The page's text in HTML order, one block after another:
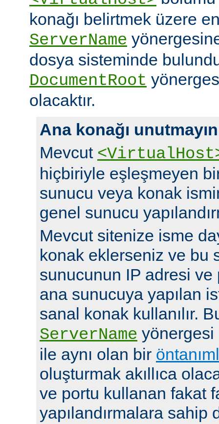
konağı belirtmek üzere
ServerName
dosya sisteminde
DocumentRoot
olacaktır.
Ana konağı unutmayın
Mevcut
hiçbiriyle eşleşmeyen
sunucu veya konak
genel sunucu
Mevcut sitenize isme
konak eklerseniz ve bu
sunucunun IP adresi
ana sunucuya yapılan
sanal konak kullanılır.
ServerName
ile aynı olan bir
oluşturmak akıllıca
ve portu kullanan fakat
yapılandırmalara sahip